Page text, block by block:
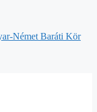
Német Baráti Kör